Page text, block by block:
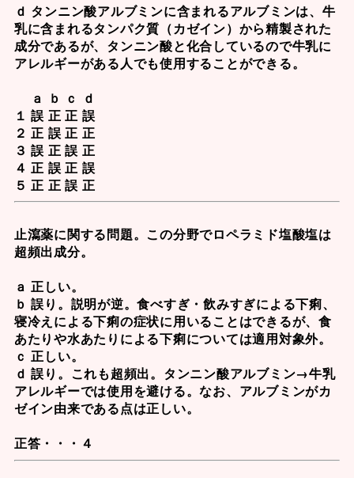
ｄ タンニン酸アルブミンに含まれるアルブミンは、牛
乳に含まれるタンパク質（カゼイン）から精製された
成分であるが、タンニン酸と化合しているので牛乳に
アレルギーがある人でも使用することができる。
ａ ｂ ｃ ｄ
１ 誤 正 正 誤
２ 正 誤 正 正
３ 誤 正 誤 正
４ 正 誤 正 誤
５ 正 正 誤 正
止瀉薬に関する問題。この分野でロペラミド塩酸塩は
超頻出成分。
ａ 正しい。
ｂ 誤り。説明が逆。食べすぎ・飲みすぎによる下痢、
寝冷えによる下痢の症状に用いることはできるが、食
あたりや水あたりによる下痢については適用対象外。
ｃ 正しい。
ｄ 誤り。これも超頻出。 タンニン酸アルブミン→牛乳
アレルギーでは使用を避ける。なお、アルブミンがカ
ゼイン由来である点は正しい。
正答・・・４